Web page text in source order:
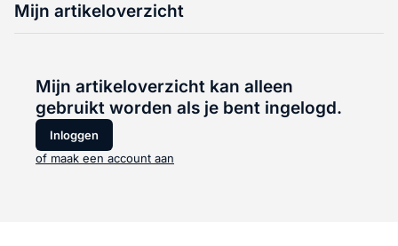
Mijn artikeloverzicht
Mijn artikeloverzicht kan alleen
gebruikt worden als je bent ingelogd.
Inloggen
of maak een account aan